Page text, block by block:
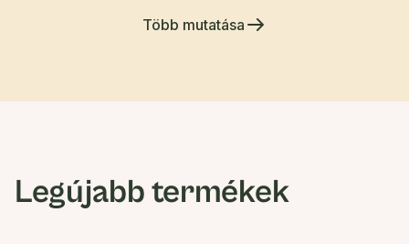
Több mutatása
Legújabb termékek